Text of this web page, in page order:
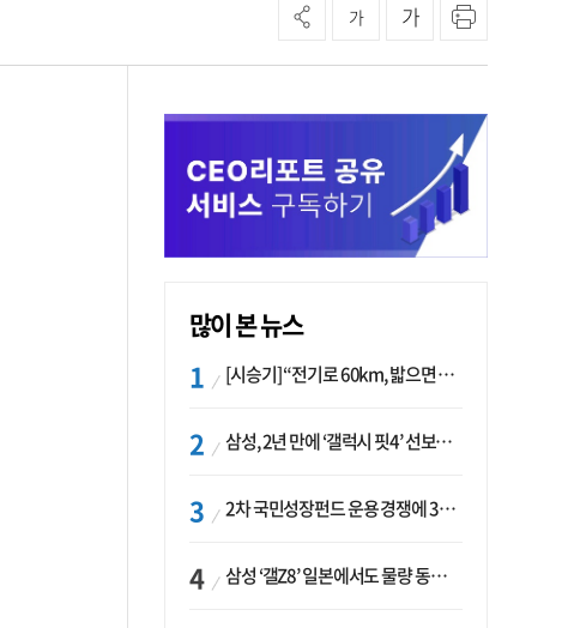
가 가
많이 본 뉴스
[시승기] “전기로 60km, 밟으면 462마력”…볼보 XC60 T8의 두 얼굴
삼성, 2년 만에 ‘갤럭시 핏4’ 선보이나…웨어러블 생태계 확장 ‘시동’
2차 국민성장펀드 운용 경쟁에 33개사 몰렸다…신한·하나 등 새 얼굴 대거 합류
삼성 ‘갤Z8’ 일본에서도 물량 동났다…애플 참전 앞두고 선두 수성 ‘시험대’